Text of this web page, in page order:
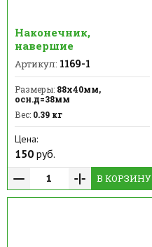
Наконечник,
навершие
Артикул: 1169-1
Размеры: 88х40мм,
осн.д=38мм
Вес: 0.39 кг
Цена:
150 руб.
В КОРЗИНУ